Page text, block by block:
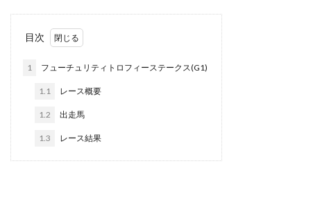
目次
1 フューチュリティトロフィーステークス(G1)
1.1 レース概要
1.2 出走馬
1.3 レース結果